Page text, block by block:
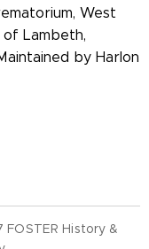
West
Lambeth,
by Harlon
History &